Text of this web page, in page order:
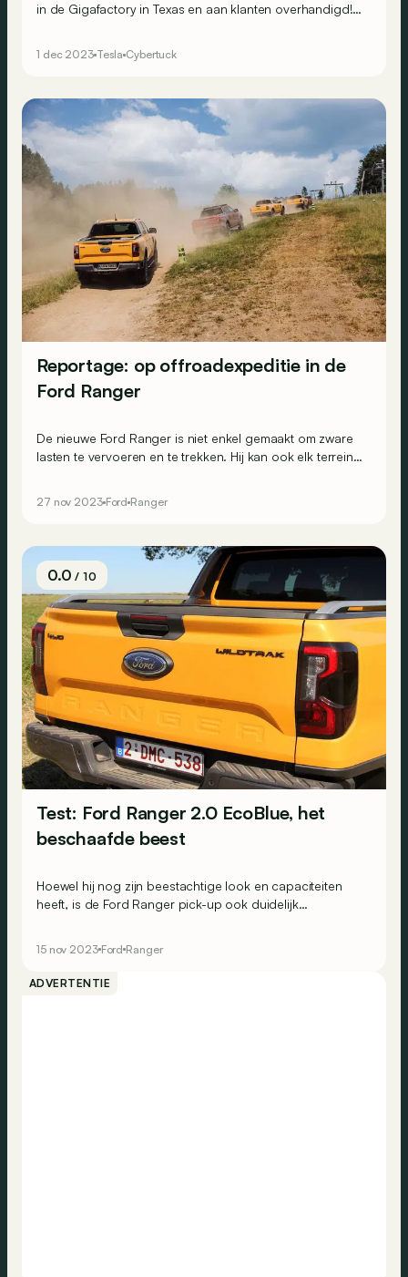
in de Gigafactory in Texas en aan klanten overhandigd!
1 dec 2023 Tesla Cybertuck
Reportage: op offroadexpeditie in de
Ford Ranger
De nieuwe Ford Ranger is niet enkel gemaakt om zware
lasten te vervoeren en te trekken. Hij kan ook elk terrein
27 nov 2023 Ford Ranger
0.0/ 10
Test: Ford Ranger 2.0 EcoBlue, het
beschaafde beest
Hoewel hij nog zijn beestachtige look en capaciteiten
heeft, is de Ford Ranger pick-up ook duidelijk
noemen...
15 nov 2023 Ford Ranger
ADVERTENTIE